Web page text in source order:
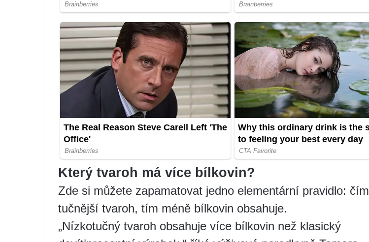
Který tvaroh má více bílkovin?
Zde si můžete zapamatovat jedno elementární pravidlo: čím
tučnější tvaroh, tím méně bílkovin obsahuje.
„Nízkotučný tvaroh obsahuje více bílkovin než klasický